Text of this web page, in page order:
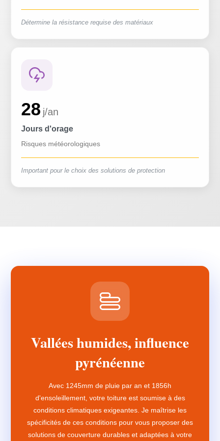
Détermine la résistance requise des matériaux
28 j/an
Jours d'orage
Risques météorologiques
Important pour le choix des solutions de protection
Vallées humides, influence
pyrénéenne
Avec 1245mm de pluie par an et 1856h
d'ensoleillement, votre toiture est soumise à des
conditions climatiques exigeantes. Je maîtrise les
spécificités de ces conditions pour vous proposer des
solutions de couverture durables et adaptées à votre